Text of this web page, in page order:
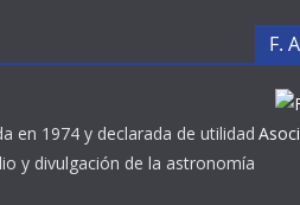
en 1974 y declarada de utilidad
y divulgación de la astronomía
F.